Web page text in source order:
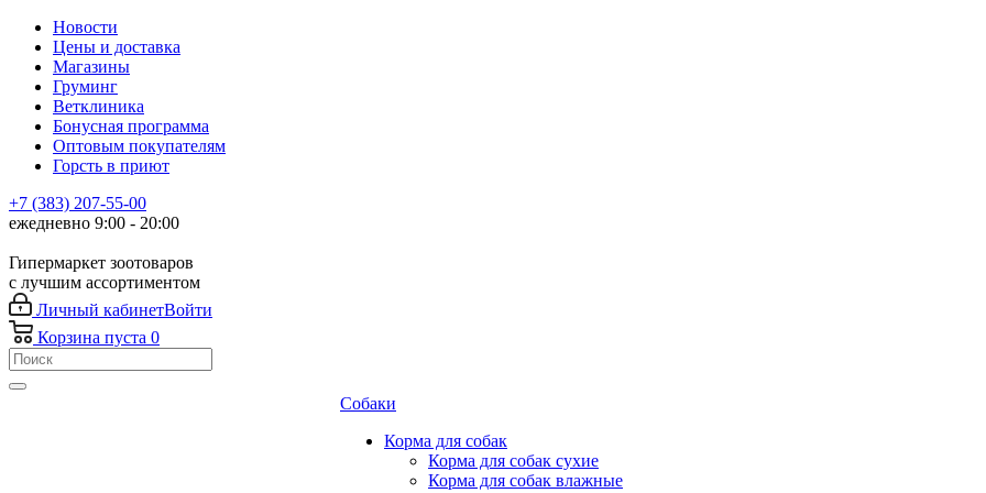
Новости
Цены и доставка
Магазины
Груминг
Ветклиника
Бонусная программа
Оптовым покупателям
Горсть в приют
+7 (383) 207-55-00
ежедневно 9:00 - 20:00
Гипермаркет зоотоваров
с лучшим ассортиментом
Личный кабинетВойти
Корзина пуста 0
Собаки
Корма для собак
Корма для собак сухие
Корма для собак влажные